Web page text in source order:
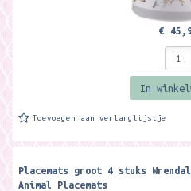
€
In
Toevoegen aan verlanglijstje
Placemats groot 4 stuks
Animal Placemats